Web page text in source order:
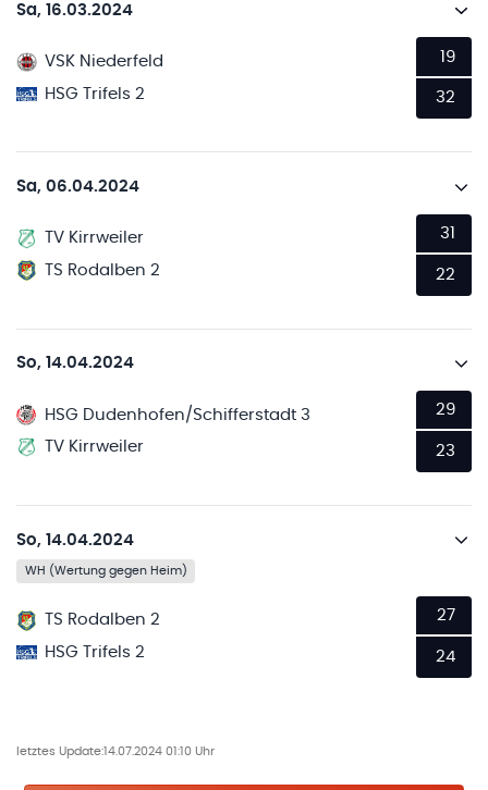
Sa, 16.03.2024
VSK Niederfeld
HSG Trifels 2
19
32
Sa, 06.04.2024
TV Kirrweiler
TS Rodalben 2
31
22
So, 14.04.2024
HSG Dudenhofen/Schifferstadt 3
TV Kirrweiler
29
23
So, 14.04.2024
WH (Wertung gegen Heim)
TS Rodalben 2
HSG Trifels 2
27
24
letztes Update:14.07.2024 01:10 Uhr